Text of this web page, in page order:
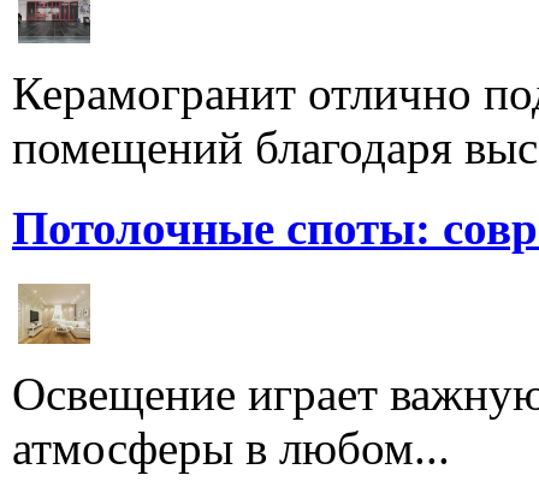
Керамогранит отлично
помещений благодаря
Потолочные споты:
Освещение играет
атмосферы в любом...